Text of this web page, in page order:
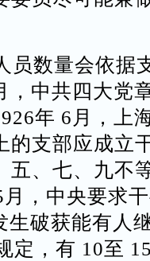
数量会依据
，中共四大党
年 6月，上
的支部应成立
五、七、九不
，中央要求
生破获能有人
定，有 10至